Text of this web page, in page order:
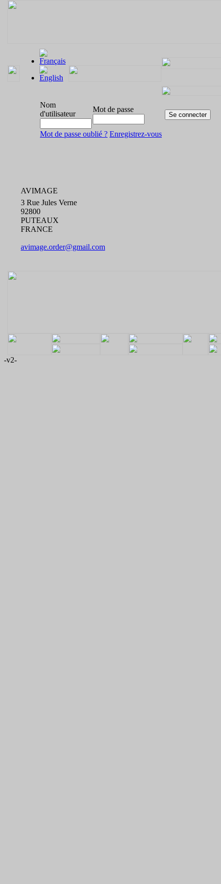
Nom
d'utilisateur
Mot de passe
Mot de passe oublié ? Enregistrez-vous
AVIMAGE
3 Rue Jules Verne
92800
PUTEAUX
FRANCE
avimage.order@gmail.com
-v2-